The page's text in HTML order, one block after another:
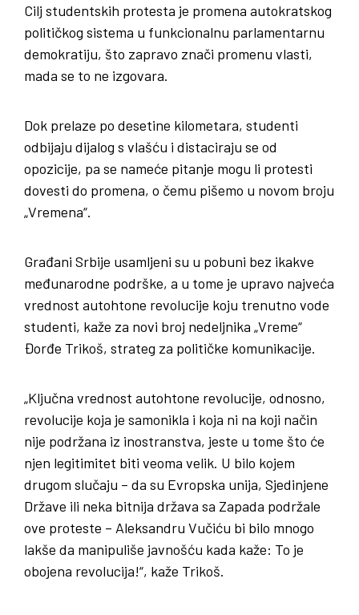
Cilj studentskih protesta je promena autokratskog
političkog sistema u funkcionalnu parlamentarnu
demokratiju, što zapravo znači promenu vlasti,
mada se to ne izgovara.
Dok prelaze po desetine kilometara, studenti
odbijaju dijalog s vlašću i distaciraju se od
opozicije, pa se nameće pitanje mogu li protesti
dovesti do promena, o čemu pišemo u novom broju
„Vremena“.
Građani Srbije usamljeni su u pobuni bez ikakve
međunarodne podrške, a u tome je upravo najveća
vrednost autohtone revolucije koju trenutno vode
studenti, kaže za novi broj nedeljnika „Vreme“
Đorđe Trikoš, strateg za političke komunikacije.
„Ključna vrednost autohtone revolucije, odnosno,
revolucije koja je samonikla i koja ni na koji način
nije podržana iz inostranstva, jeste u tome što će
njen legitimitet biti veoma velik. U bilo kojem
drugom slučaju – da su Evropska unija, Sjedinjene
Države ili neka bitnija država sa Zapada podržale
ove proteste – Aleksandru Vučiću bi bilo mnogo
lakše da manipuliše javnošću kada kaže: To je
obojena revolucija!“, kaže Trikoš.